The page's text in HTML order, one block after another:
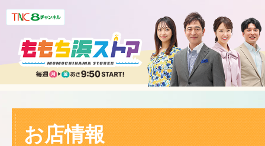
お店情報